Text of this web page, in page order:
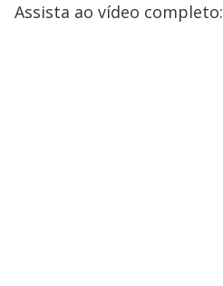
Assista ao vídeo completo: